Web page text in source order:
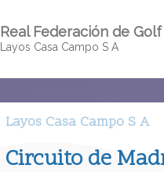
Real Federación de
Layos Casa Campo S A
Layos Casa Campo S A
Circuito de